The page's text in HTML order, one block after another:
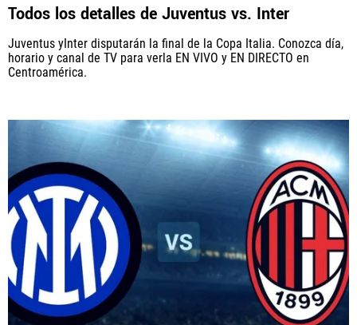
Todos los detalles de Juventus vs. Inter
Juventus yInter disputarán la final de la Copa Italia. Conozca día,
horario y canal de TV para verla EN VIVO y EN DIRECTO en
Centroamérica.